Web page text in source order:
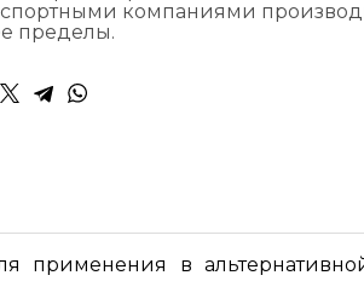
компаниями
пределы.
применения в